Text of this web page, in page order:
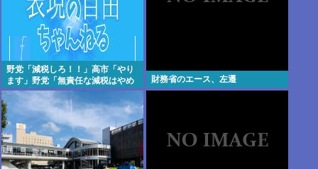
野党「減税しろ！！」高市「やり
ます」野党「無責任な減税はやめ
ろ！財源はどうする 」
財務省のエース、左遷